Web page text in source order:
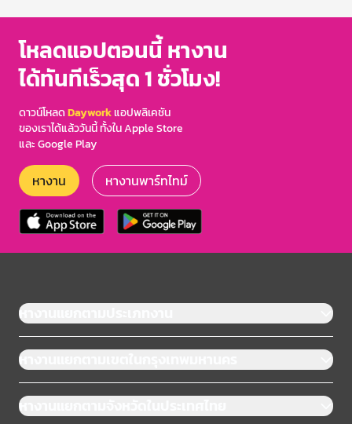
โหลดแอปตอนนี้ หางาน
ได้ทันทีเร็วสุด 1 ชั่วโมง!
ดาวน์โหลดDayworkแอปพลิเคชัน
ของเราได้แล้ววันนี้ ทั้งใน Apple Store
และ Google Play
หางาน หางานพาร์ทไทม์
หางานแยกตามประเภทงาน
หางานแยกตามเขตในกรุงเทพมหานคร
หางานแยกตามจังหวัดในประเทศไทย